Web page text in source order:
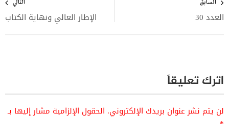
المقالات
السابق
العدد 30
التالي
الإطار العالي ونهاية الكتاب
اترك تعليقاً
لن يتم نشر عنوان بريدك الإلكتروني. الحقول الإلزامية مشار إليها بـ
*